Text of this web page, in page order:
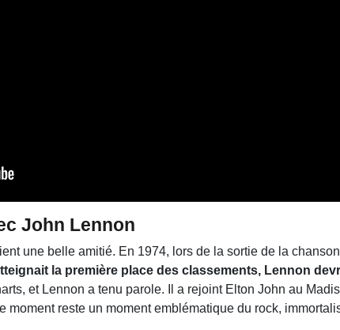
John Lennon
une belle amitié. En 1974, lors de la sortie de la chanson
la première place des classements, Lennon
et Lennon a tenu parole. Il a rejoint Elton John au
moment reste un moment emblématique du rock,